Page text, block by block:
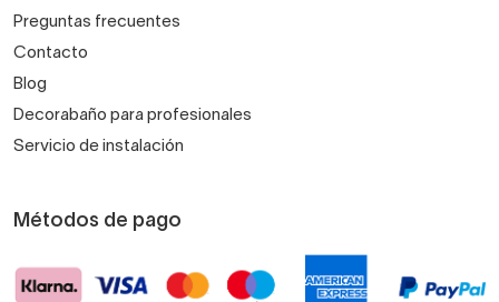
Preguntas frecuentes
Contacto
Blog
Decorabaño para profesionales
Servicio de instalación
Métodos de pago